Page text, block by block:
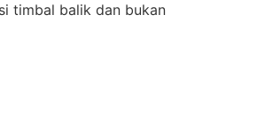
timbal balik dan bukan